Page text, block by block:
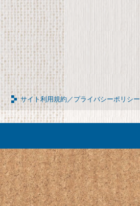
65090050BR
サイト利用規約／プライバシーポリシー